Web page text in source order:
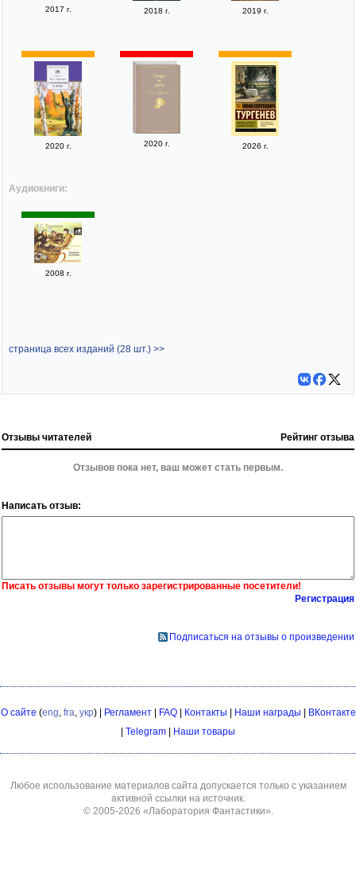
2017 г. 2018 г. 2019 г.
2020 г. 2020 г. 2026 г.
Аудиокниги:
2008 г.
страница всех изданий (28 шт.) >>
Отзывы читателей Рейтинг отзыва
Отзывов пока нет, ваш может стать первым.
Написать отзыв:
Писать отзывы могут только зарегистрированные посетители!
Регистрация
Подписаться на отзывы о произведении
О сайте (eng fra укр) | Регламент| FAQ| Контакты | Наши награды | ВКонтакте
| Telegram | Наши товары
Любое использование материалов сайта допускается только с указанием
активной ссылки на источник.
© 2005-2026 «Лаборатория Фантастики»